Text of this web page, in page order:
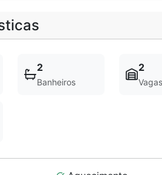
2
Banheiros
2
Vagas